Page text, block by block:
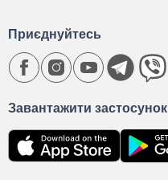
Завантажити застосунок
Приєднуйтесь